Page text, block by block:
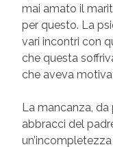
mai amato il
per questo. La
vari incontri con
che questa
che aveva
La mancanza,
abbracci del